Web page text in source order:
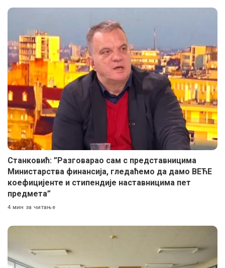
Станковић: ”Разговарао сам с представницима
Министарства финансија, гледаћемо да дамо ВЕЋЕ
коефицијенте и стипендије наставницима пет
предмета”
4 мин за читање